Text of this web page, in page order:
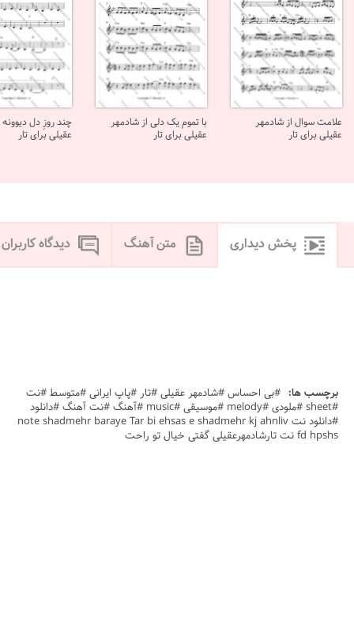
علامت سوال از شادمهر
عقیلی برای تار
با تموم یک دلی از شادمهر
عقیلی برای تار
چند روزِ دل
عقیلی برای تار
پخش دیداری متن آهنگ دیدگاه کاربران
برچسب ها: #بی احساس #شادمهر عقیلی #تار #پاپ ایرانی #متوسط #نت
#sheet #ملودی #melody #موسیقی #music #آهنگ #نت آهنگ #دانلود
#دانلود نت note shadmehr baraye Tar bi ehsas e shadmehr kj ahnliv
fd hpshs نت تارشادمهرعقیلی گفتی خیال تو راحت